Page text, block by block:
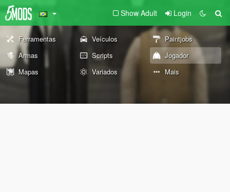
Show Adult Login
Ferramentas Veículos
Paintjobs
Armas
Scripts
Jogador
Mapas
Variados Mais